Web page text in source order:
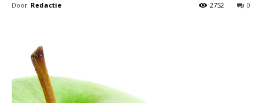
Door Redactie 0
2752